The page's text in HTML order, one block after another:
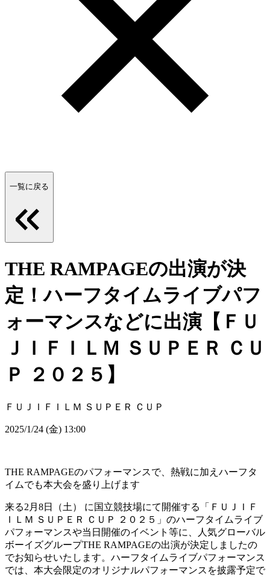
一覧に戻る
THE RAMPAGEの出演が決
定！ハーフタイムライブパフ
ォーマンスなどに出演【ＦＵ
ＪＩＦＩＬＭ ＳＵＰＥＲ ＣＵ
Ｐ ２０２５】
ＦＵＪＩＦＩＬＭ ＳＵＰＥＲ ＣＵＰ
2025/1/24 (金) 13:00
THE RAMPAGEのパフォーマンスで、熱戦に加えハーフタ
イムでも本大会を盛り上げます
来る2月8日（土） に国立競技場にて開催する「ＦＵＪＩＦ
ＩＬＭ ＳＵＰＥＲ ＣＵＰ ２０２５」のハーフタイムライブ
パフォーマンスや当日開催のイベント等に、人気グローバル
ボーイズグループTHE RAMPAGEの出演が決定しましたの
でお知らせいたします。ハーフタイムライブパフォーマンス
では、本大会限定のオリジナルパフォーマンスを披露予定で